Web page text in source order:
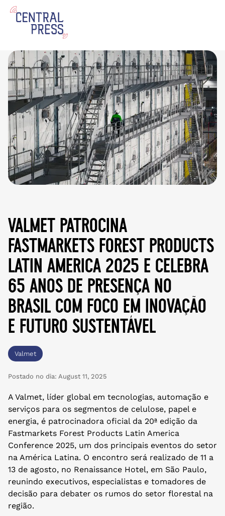
valmet patrocina
fastmarkets forest products
latin america 2025 e celebra
65 anos de presença no
brasil com foco em inovação
e futuro sustentável
Valmet
Postado no dia: August 11, 2025
A Valmet, líder global em tecnologias, automação e
serviços para os segmentos de celulose, papel e
energia, é patrocinadora oficial da 20ª edição da
Fastmarkets Forest Products Latin America
Conference 2025, um dos principais eventos do setor
na América Latina. O encontro será realizado de 11 a
13 de agosto, no Renaissance Hotel, em São Paulo,
reunindo executivos, especialistas e tomadores de
decisão para debater os rumos do setor florestal na
região.